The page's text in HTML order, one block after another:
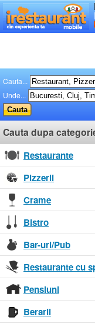
Cauta...
Unde...
Cauta dupa
Restaurante
Pizzerii
Crame
Bistro
Bar-uri/Pub
Restaurante cu
Pensiuni
Berarii